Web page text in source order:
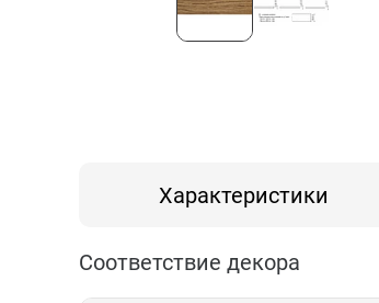
Характеристики
Соответствие декора